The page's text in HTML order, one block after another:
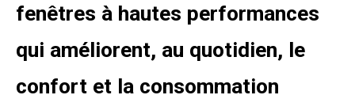
fenêtres à hautes performances
qui améliorent, au quotidien, le
confort et la consommation